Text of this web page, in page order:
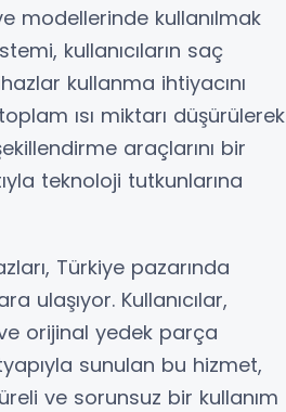
modellerinde kullanılmak
kullanıcıların saç
kullanma ihtiyacını
ısı miktarı düşürülerek
araçlarını bir
teknoloji tutkunlarına
Türkiye pazarında
ulaşıyor. Kullanıcılar,
orijinal yedek parça
sunulan bu hizmet,
ve sorunsuz bir kullanım